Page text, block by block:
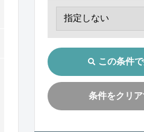
この条件
条件をクリ